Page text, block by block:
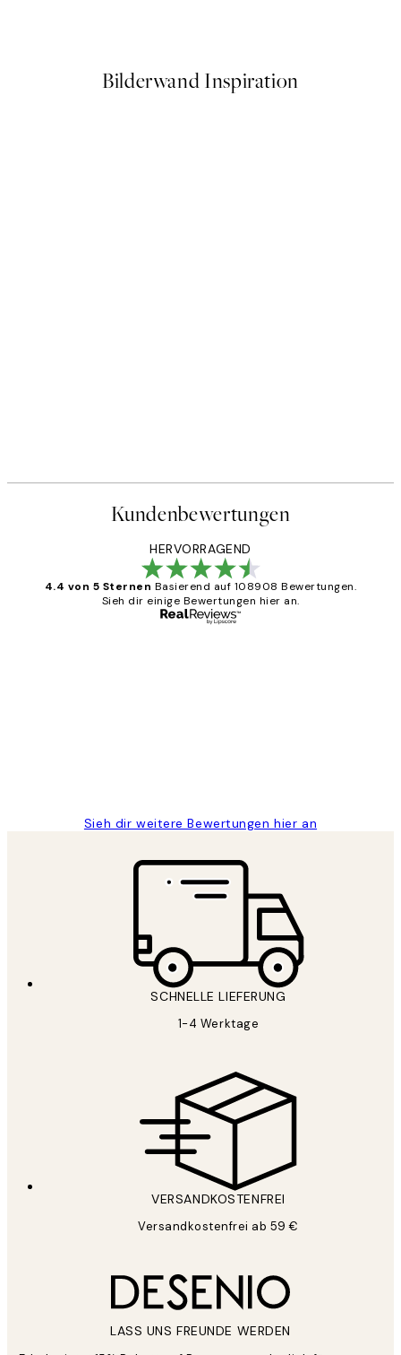
Bilderwand Inspiration
Kundenbewertungen
HERVORRAGEND
4.4 von 5 Sternen Basierend auf 108908 Bewertungen.
Sieh dir einige Bewertungen hier an.
Sieh dir weitere Bewertungen hier an
SCHNELLE LIEFERUNG
1-4 Werktage
VERSANDKOSTENFREI
Versandkostenfrei ab 59 €
LASS UNS FREUNDE WERDEN